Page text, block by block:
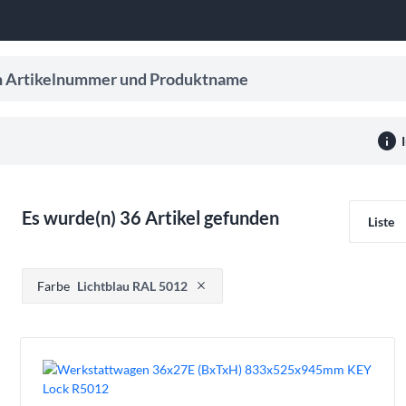
und Produktname
info
Es wurde(n) 36 Artikel gefunden Liste
Drücken, um Filteroption zu entfernen
Farbe Lichtblau RAL 5012